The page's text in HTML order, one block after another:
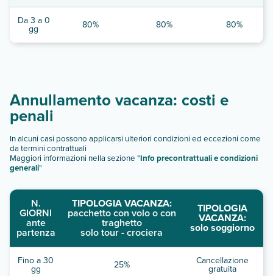
Da 3 a 0
gg 80% 80% 80%
Annullamento vacanza: costi e
penali
In alcuni casi possono applicarsi ulteriori condizioni ed eccezioni come
da termini contrattuali
Maggiori informazioni nella sezione "Info precontrattuali e condizioni
generali"
N.
GIORNI
ante
partenza
TIPOLOGIA VACANZA:
pacchetto con volo o con
traghetto
solo tour - crociera
TIPOLOGIA
VACANZA:
solo soggiorno
Fino a 30
gg 25% Cancellazione
gratuita